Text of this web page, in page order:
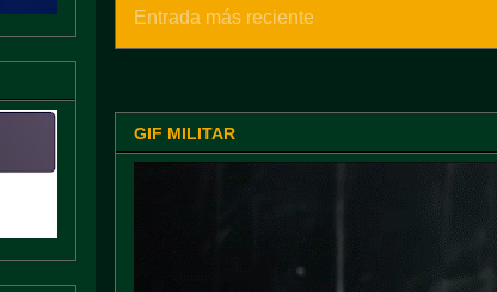
Entrada más reciente
GIF MILITAR